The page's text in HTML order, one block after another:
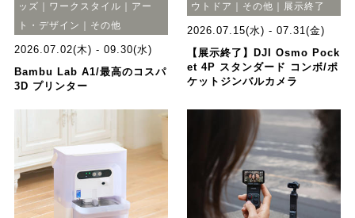
ッズ｜ワークスタイル｜アー
ト・デザイン｜その他
2026.07.02(木) - 09.30(水)
Bambu Lab A1/最高のコスパ
3D プリンター
ウトドア｜その他｜展示終了
2026.07.15(水) - 07.31(金)
【展示終了】DJI Osmo Pock
et 4P スタンダード コンボ/ポ
ケットジンバルカメラ